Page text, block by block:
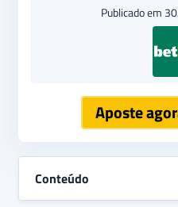
Publicado em
Aposte
Conteúdo